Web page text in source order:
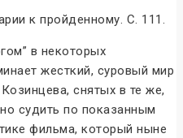
к пройденному. С. 111.
в некоторых
жесткий, суровый мир
снятых в те же,
судить по показанным
фильма, который ныне